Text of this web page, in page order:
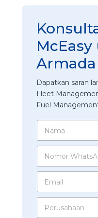
Dapatkan saran
Fleet
Fuel
m
m
W
u
t
a